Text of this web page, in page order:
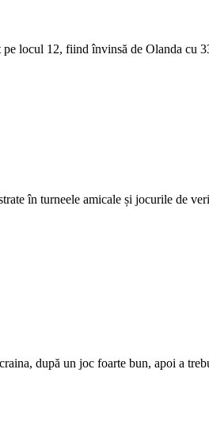
locul 12, fiind învinsă de Olanda cu
în turneele amicale și jocurile de
după un joc foarte bun, apoi a